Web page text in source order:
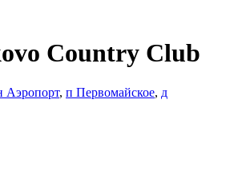
Country Club
Аэропорт, п Первомайское, д